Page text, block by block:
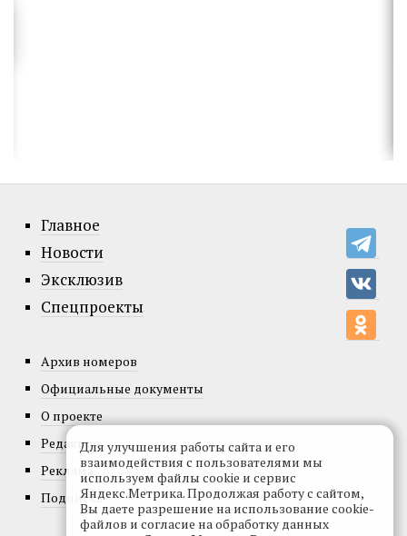
Главное
Новости
Эксклюзив
Спецпроекты
Архив номеров
Официальные документы
О проекте
Редакция
Реклама
Подписка
Для улучшения работы сайта и его
взаимодействия с пользователями мы
используем файлы cookie и сервис
Яндекс.Метрика. Продолжая работу с сайтом,
Вы даете разрешение на использование cookie-
файлов и согласие на обработку данных